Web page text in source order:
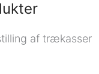
af trækasser